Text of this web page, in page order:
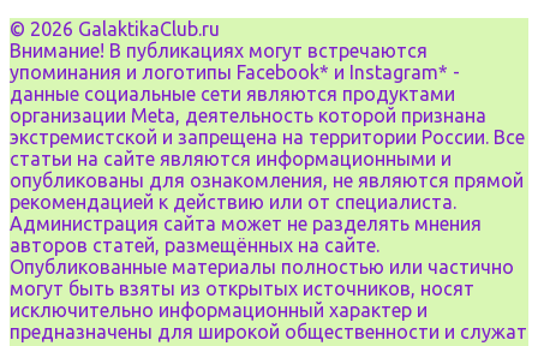
© 2026 GalaktikaClub.ru
Внимание! В публикациях могут встречаются
упоминания и логотипы Facebook* и Instagram* -
данные социальные сети являются продуктами
организации Meta, деятельность которой признана
экстремистской и запрещена на территории России. Все
статьи на сайте являются информационными и
опубликованы для ознакомления, не являются прямой
рекомендацией к действию или от специалиста.
Администрация сайта может не разделять мнения
авторов статей, размещённых на сайте.
Опубликованные материалы полностью или частично
могут быть взяты из открытых источников, носят
исключительно информационный характер и
предназначены для широкой общественности и служат